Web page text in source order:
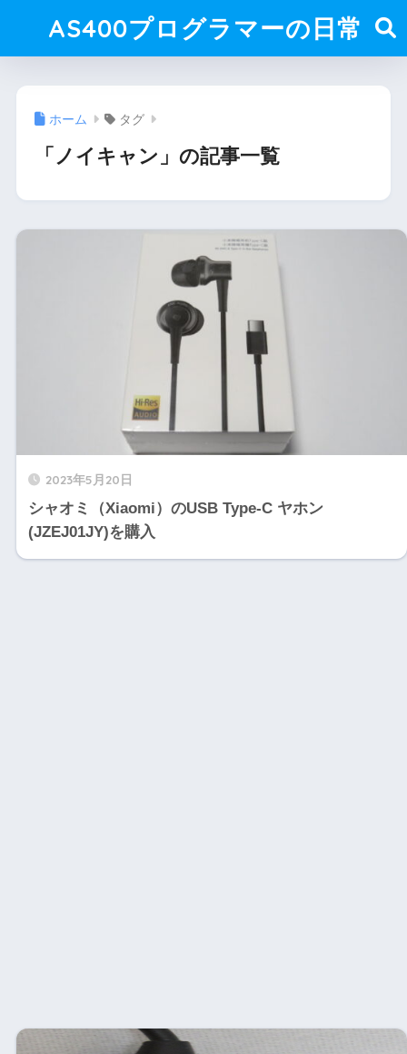
AS400プログラマーの日常
ホーム タグ
「ノイキャン」の記事一覧
2023年5月20日
シャオミ（Xiaomi）のUSB Type-C ヤホン
(JZEJ01JY)を購入